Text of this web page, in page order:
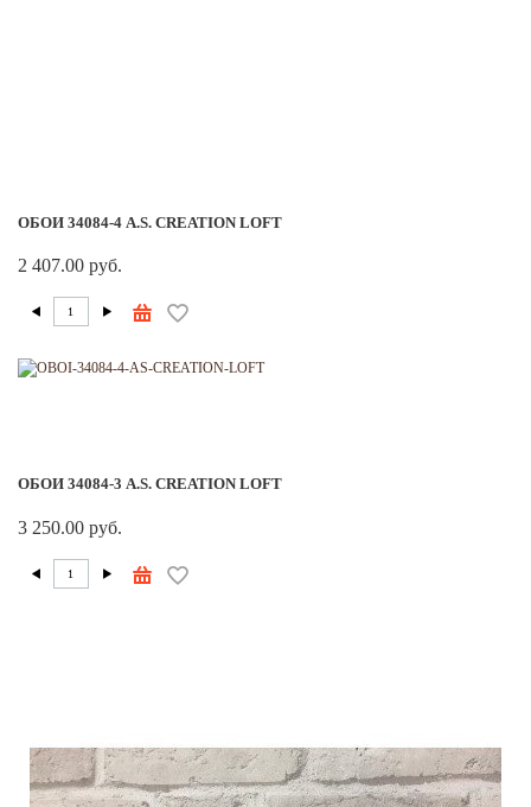
ОБОИ 34084-4 A.S. CREATION LOFT
2 407.00 руб.
ОБОИ 34084-3 A.S. CREATION LOFT
3 250.00 руб.